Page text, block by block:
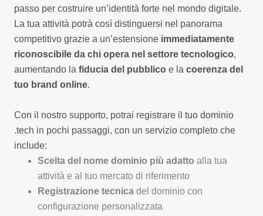
passo per costruire un’identità forte nel mondo digitale.
La tua attività potrà così distinguersi nel panorama
competitivo grazie a un’estensione immediatamente
riconoscibile da chi opera nel settore tecnologico,
aumentando la fiducia del pubblico e la coerenza del
tuo brand online.
Con il nostro supporto, potrai registrare il tuo dominio
.tech in pochi passaggi, con un servizio completo che
include:
Scelta del nome dominio più adatto alla tua
attività e al tuo mercato di riferimento
Registrazione tecnica del dominio con
configurazione personalizzata